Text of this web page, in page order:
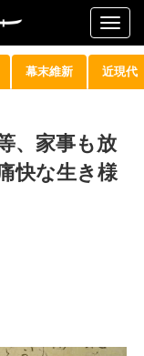
幕末維新 近現代
、家事も放
快な生き様